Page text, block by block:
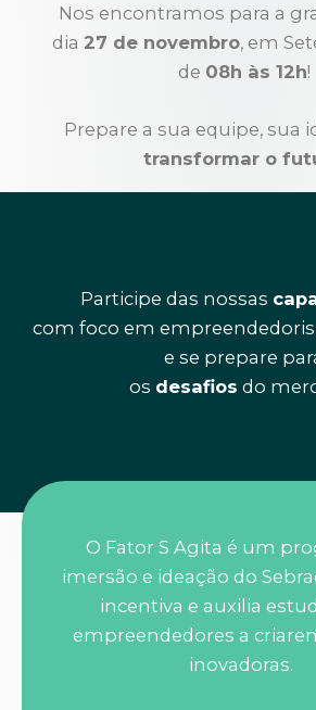
Nos encontramos para a
dia 27 de novembro, em
de 08h às 12h!
Prepare a sua equipe, sua
transformar o
Participe das nossas
com foco em
e se prepare
os desafios do
O Fator S Agita é um
imersão e ideação do
incentiva e auxilia
empreendedores a
inovadoras.